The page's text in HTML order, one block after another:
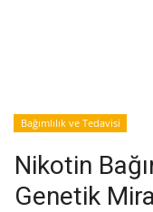
Tanı-Tedavi
Bağımlılık ve Tedavisi
Nikotin
Genetik